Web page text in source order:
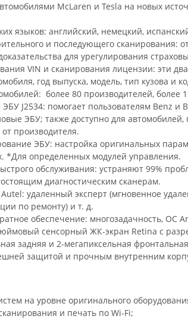
McLaren и Tesla на новых
языков: английский, немецкий,
и последующего сканирования:
для урегулирования
VIN и сканирования лицензии: эти
год выпуска, модель, тип кузова и
более 80 производителей, более
J2534: помогает пользователям Benz
ЭБУ; также доступно для
производителя.
ЭБУ: настройка оригинальных
*Для определенных модулей управления.
обслуживания: устраняют 99%
диагностическим сканерам.
удаленный эксперт (мгновенное
по ремонту) и т. д.
обеспечение: многозадачность, ОС
сенсорный ЖК-экран Retina с
задняя и 2-мегапиксельная
защитой и прочным внутренним
на уровне оригинального
и печать по Wi-Fi;